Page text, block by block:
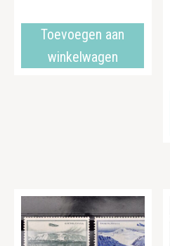
Toevoegen aan
winkelwagen